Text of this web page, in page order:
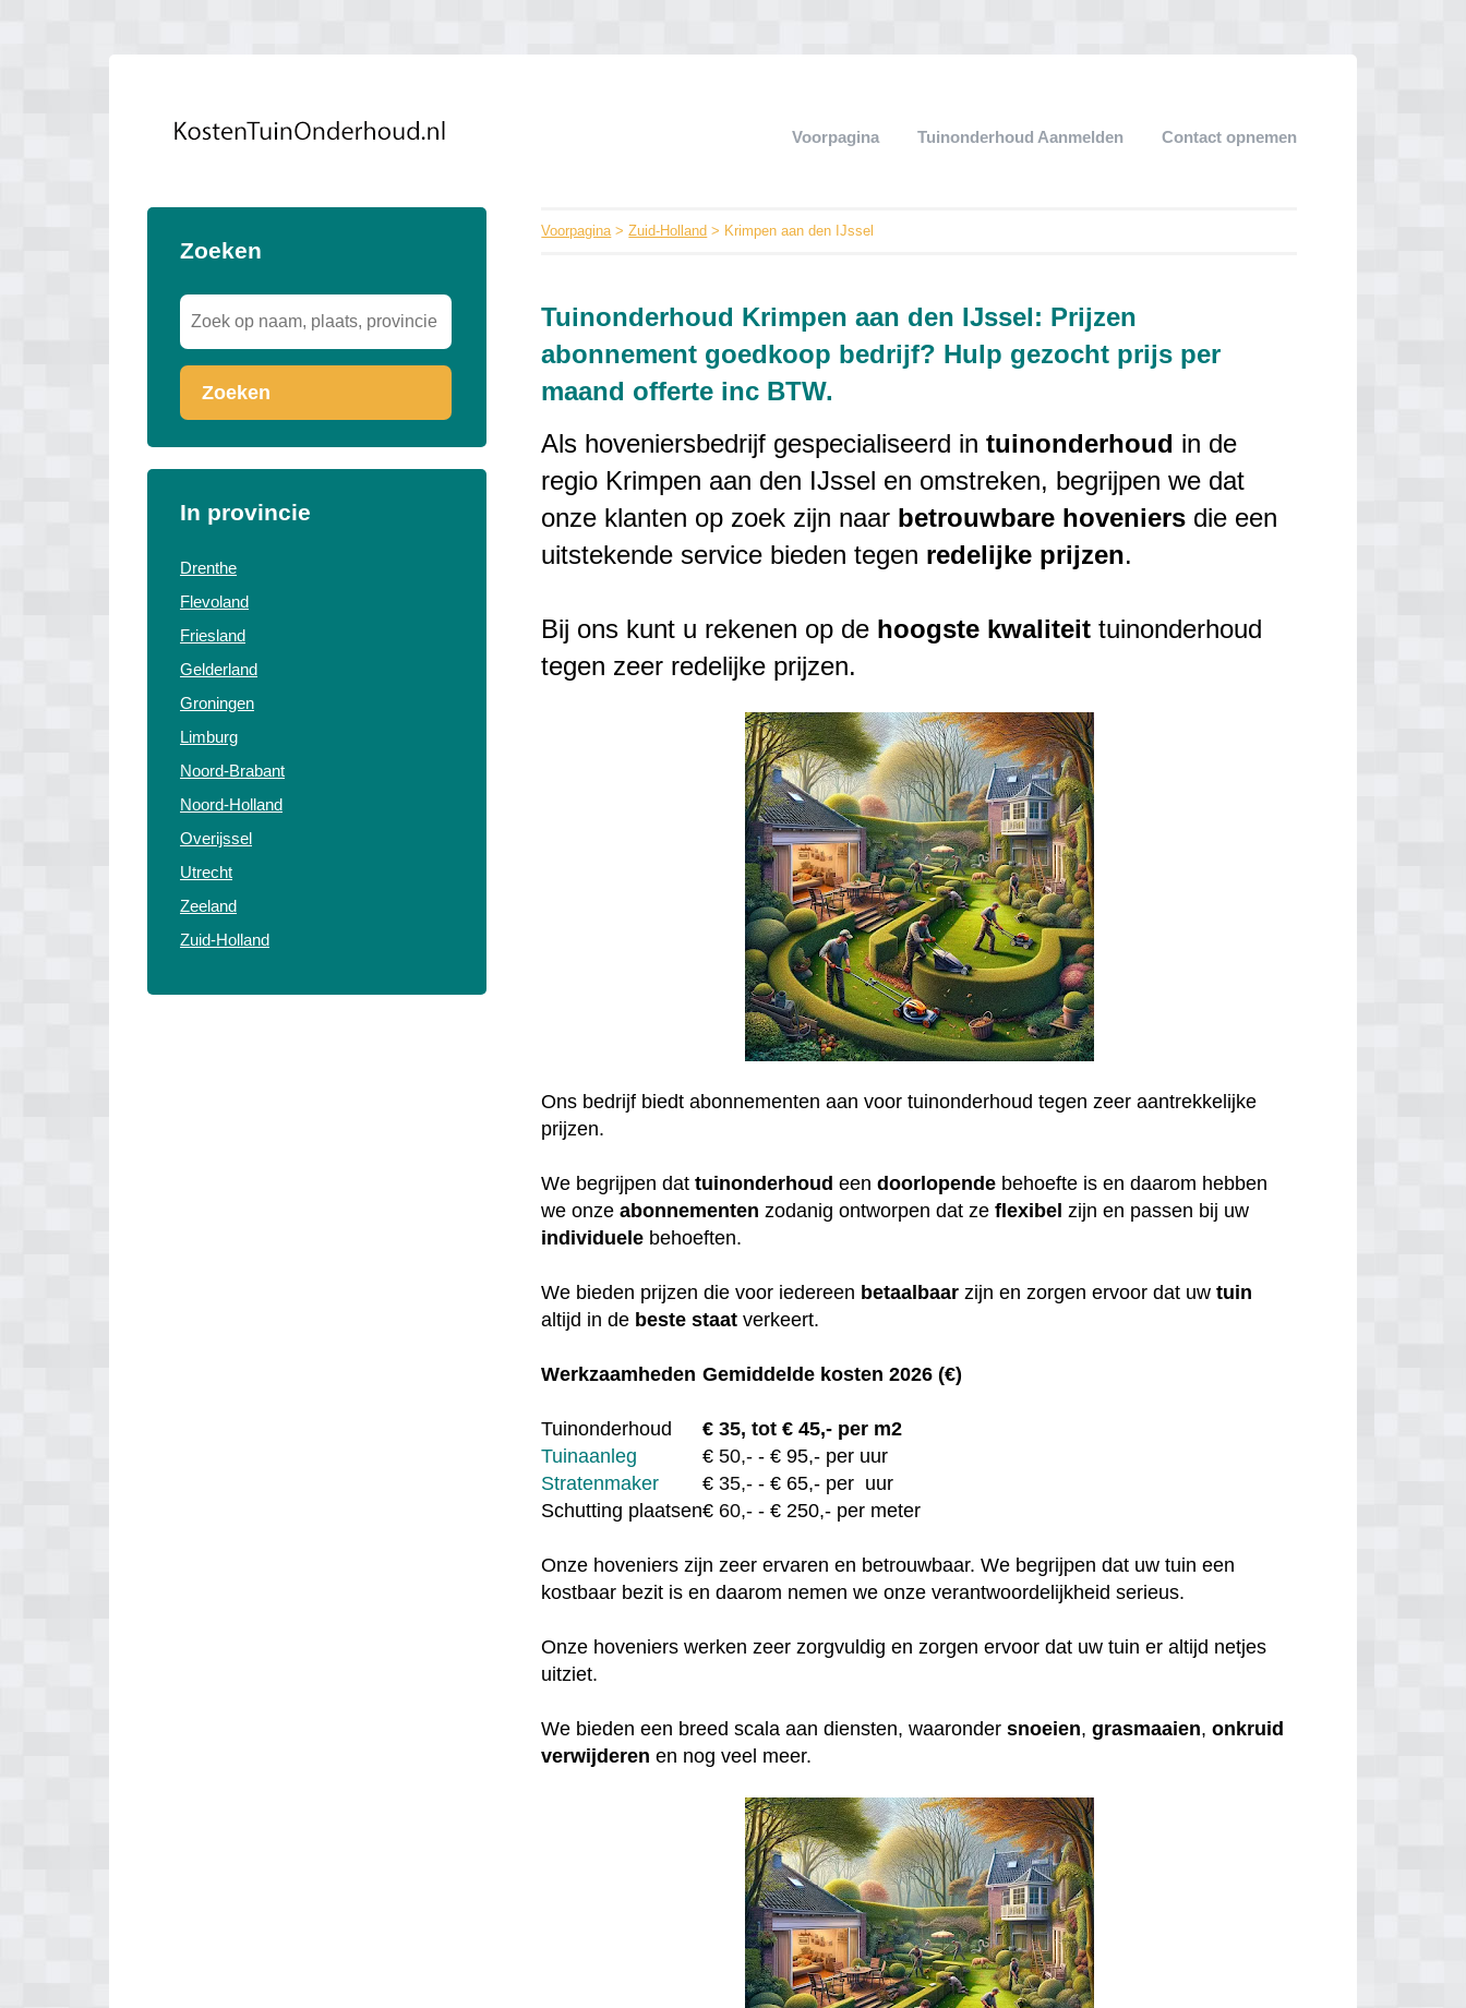
Voorpagina Tuinonderhoud Aanmelden Contact opnemen
Zoeken
Zoeken
In provincie
Drenthe
Flevoland
Friesland
Gelderland
Groningen
Limburg
Noord-Brabant
Noord-Holland
Overijssel
Utrecht
Zeeland
Zuid-Holland
Voorpagina>Zuid-Holland > Krimpen aan den IJssel
Tuinonderhoud Krimpen aan den IJssel: Prijzen
abonnement goedkoop bedrijf? Hulp gezocht prijs per
maand offerte inc BTW.
Als hoveniersbedrijf gespecialiseerd intuinonderhoud in de
regio Krimpen aan den IJssel en omstreken, begrijpen we dat
onze klanten op zoek zijn naar betrouwbare hoveniers die een
uitstekende service bieden tegen redelijke prijzen.
Bij ons kunt u rekenen op de hoogste kwaliteit tuinonderhoud
tegen zeer redelijke prijzen.
Ons bedrijf biedt abonnementen aan voor tuinonderhoud tegen zeer aantrekkelijke
prijzen.
We begrijpen dattuinonderhoud eendoorlopende behoefte is en daarom hebben
we onzeabonnementen zodanig ontworpen dat zeflexibel zijn en passen bij uw
individuele behoeften.
We bieden prijzen die voor iedereen betaalbaar zijn en zorgen ervoor dat uwtuin
altijd in de beste staatverkeert.
Werkzaamheden Gemiddelde kosten 2026 (€)
Tuinonderhoud €35, tot € 45,- per m2
Tuinaanleg
€50,- - € 95,- per uur
Stratenmaker
€ 35,- - € 65,- per uur
Schutting plaatsen€ 60,- - € 250,- per meter
Onze hoveniers zijn zeer ervaren en betrouwbaar. We begrijpen dat uw tuin een
kostbaar bezit is en daarom nemen we onze verantwoordelijkheid serieus.
Onze hoveniers werken zeer zorgvuldig en zorgen ervoor dat uw tuin er altijd netjes
uitziet.
We bieden een breed scala aan diensten, waarondersnoeien,grasmaaien,onkruid
verwijderen en nog veel meer.